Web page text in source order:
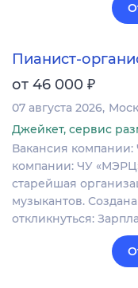
Пианист-
от 46 000 ₽
07 августа 2026
Джейкет, сервис
Вакансия
компании: ЧУ
старейшая
музыкантов.
откликнуться: